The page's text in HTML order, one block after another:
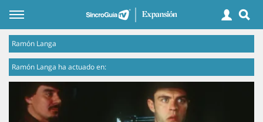
Ramón Langa
Ramón Langa ha actuado en: